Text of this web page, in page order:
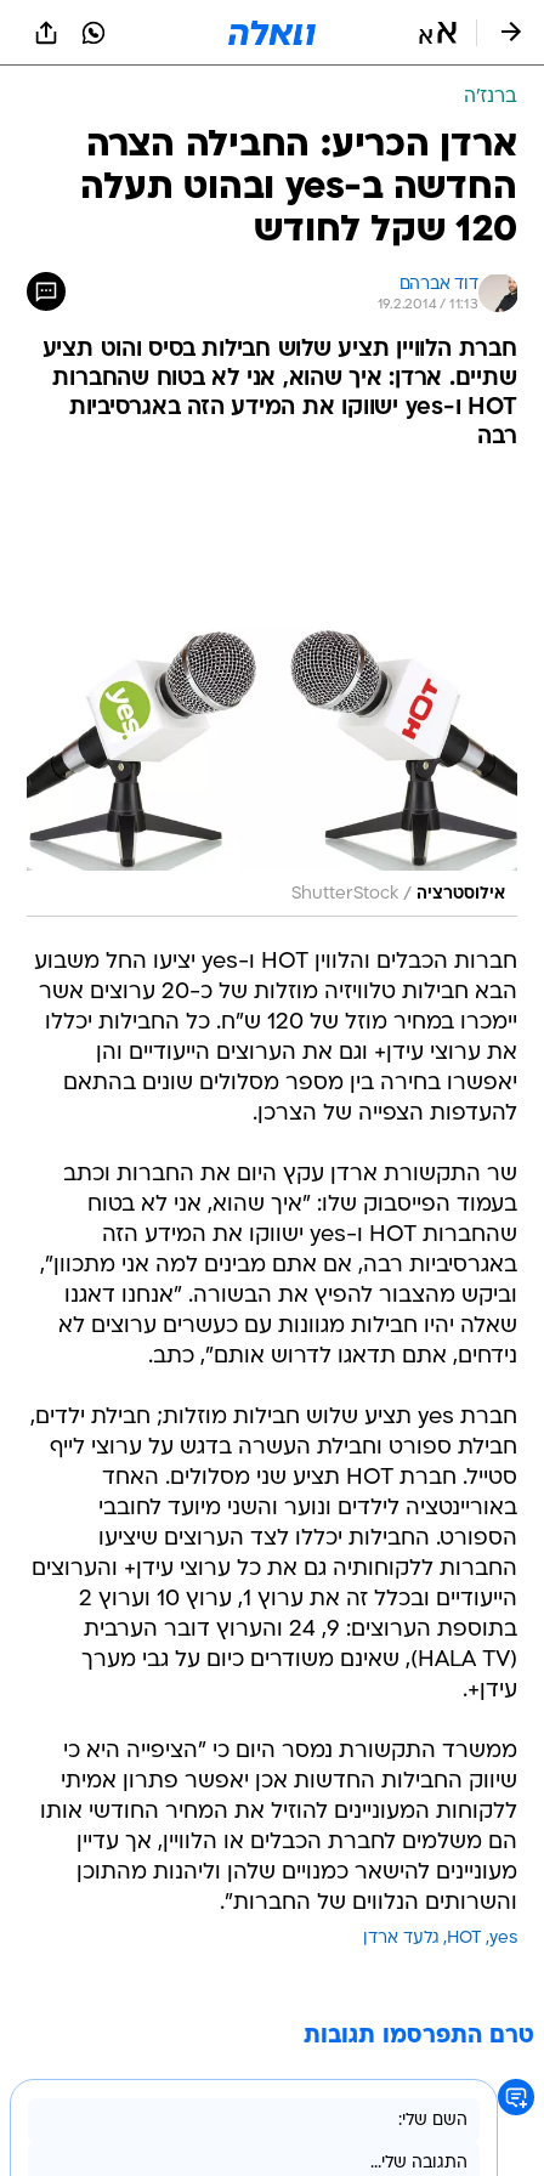
ברנז'ה
ארדן הכריע: החבילה הצרה
החדשה ב-yes ובהוט תעלה
120 שקל לחודש
דוד אברהם
19.2.2014 / 11:13
חברת הלוויין תציע שלוש חבילות בסיס והוט תציע
שתיים. ארדן: איך שהוא, אני לא בטוח שהחברות
HOT ו-yes ישווקו את המידע הזה באגרסיביות
רבה
אילוסטרציה /
ShutterStock
חברות הכבלים והלווין HOT ו-yes יציעו החל משבוע
הבא חבילות טלוויזיה מוזלות של כ-20 ערוצים אשר
יימכרו במחיר מוזל של 120 ש"ח. כל החבילות יכללו
את ערוצי עידן+ וגם את הערוצים הייעודיים והן
יאפשרו בחירה בין מספר מסלולים שונים בהתאם
להעדפות הצפייה של הצרכן.
שר התקשורת ארדן עקץ היום את החברות וכתב
בעמוד הפייסבוק שלו: "איך שהוא, אני לא בטוח
שהחברות HOT ו-yes ישווקו את המידע הזה
באגרסיביות רבה, אם אתם מבינים למה אני מתכוון",
וביקש מהצבור להפיץ את הבשורה. "אנחנו דאגנו
שאלה יהיו חבילות מגוונות עם כעשרים ערוצים לא
נידחים, אתם תדאגו לדרוש אותם", כתב.
חברת yes תציע שלוש חבילות מוזלות; חבילת ילדים,
חבילת ספורט וחבילת העשרה בדגש על ערוצי לייף
סטייל. חברת HOT תציע שני מסלולים. האחד
באוריינטציה לילדים ונוער והשני מיועד לחובבי
הספורט. החבילות יכללו לצד הערוצים שיציעו
החברות ללקוחותיה גם את כל ערוצי עידן+ והערוצים
הייעודיים ובכלל זה את ערוץ 1, ערוץ 10 וערוץ 2
בתוספת הערוצים: 9, 24 והערוץ דובר הערבית
(HALA TV), שאינם משודרים כיום על גבי מערך
עידן+.
ממשרד התקשורת נמסר היום כי "הציפייה היא כי
שיווק החבילות החדשות אכן יאפשר פתרון אמיתי
ללקוחות המעוניינים להוזיל את המחיר החודשי אותו
הם משלמים לחברת הכבלים או הלוויין, אך עדיין
מעוניינים להישאר כמנויים שלהן וליהנות מהתוכן
והשרותים הנלווים של החברות".
yes
HOT גלעד ארדן
טרם התפרסמו תגובות